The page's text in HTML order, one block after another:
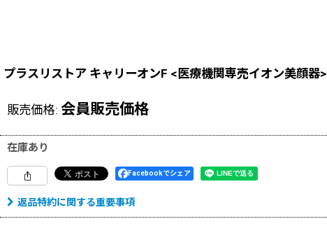
プラスリストア キャリーオンF <医療機関専売イオン美顔器>
販売価格: 会員販売価格
在庫あり
Facebookでシェア
返品特約に関する重要事項